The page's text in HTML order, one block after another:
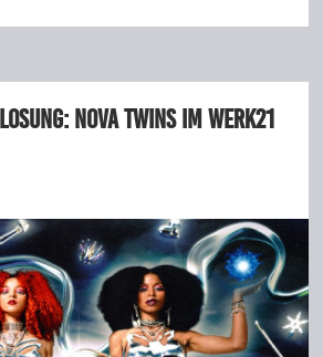
Nova Twins im Werk21